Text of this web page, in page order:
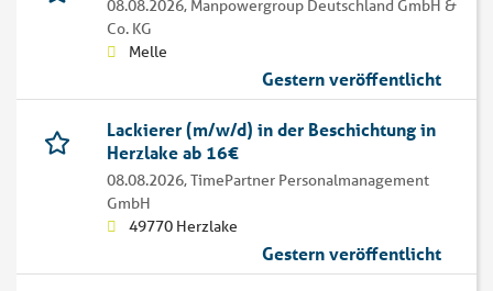
08.08.2026, Manpowergroup Deutschland GmbH &
Co. KG
Melle
Gestern veröffentlicht
Lackierer (m/w/d) in der Beschichtung in
Herzlake ab 16€
08.08.2026,TimePartner Personalmanagement
GmbH
49770 Herzlake
Gestern veröffentlicht